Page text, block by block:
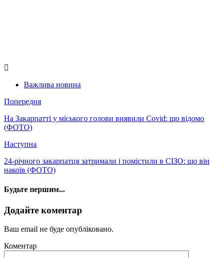
Важлива новина
Попередня
На Закарпатті у міського голови виявили Covid: що відомо
(ФОТО)
Наступна
24-річного закарпатця затримали і помістили в СІЗО: що він
накоїв (ФОТО)
Будьте першим...
Додайте коментар
Ваш email не буде опубліковано.
Коментар